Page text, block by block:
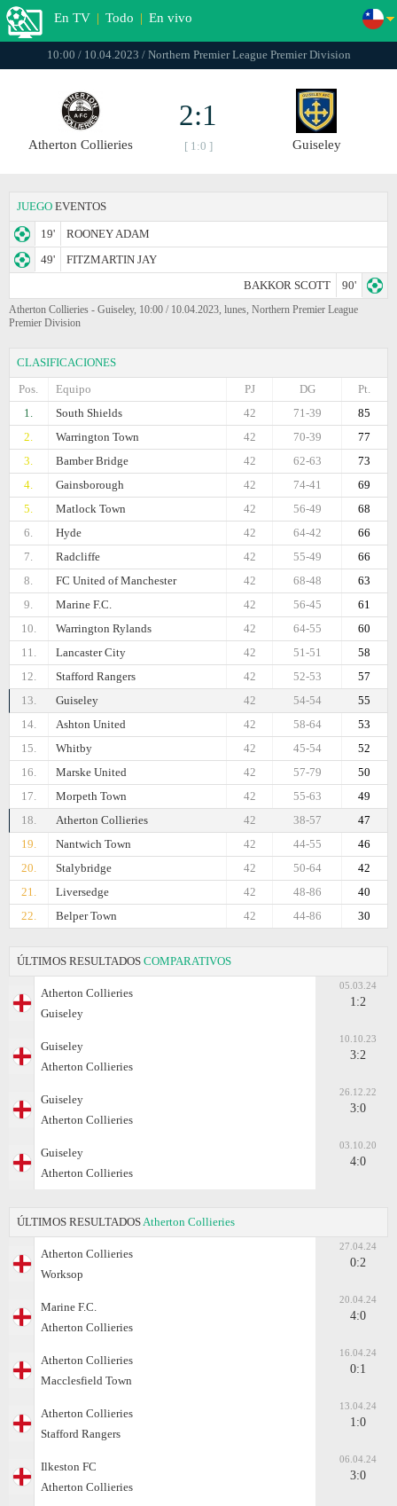
En TV | Todo | En vivo
10:00 / 10.04.2023 / Northern Premier League Premier Division
Atherton Collieries
2:1
[ 1:0 ] Guiseley
JUEGO EVENTOS
19'
ROONEY ADAM
49'
FITZMARTIN JAY
BAKKOR SCOTT
90'
Atherton Collieries - Guiseley, 10:00 / 10.04.2023, lunes, Northern Premier League
Premier Division
CLASIFICACIONES
Pos.
Equipo Pt.
DG
PJ
1.
South Shields 85
71-39
42
2.
Warrington Town 77
70-39
42
3.
Bamber Bridge 73
62-63
42
4.
Gainsborough 69
74-41
42
5.
Matlock Town 68
56-49
42
6.
Hyde 66
64-42
42
7.
Radcliffe 66
55-49
42
8.
FC United of Manchester 63
68-48
42
9.
Marine F.C. 61
56-45
42
10.
Warrington Rylands 60
64-55
42
11.
Lancaster City 58
51-51
42
12.
Stafford Rangers 57
52-53
42
13.
Guiseley 55
54-54
42
14.
Ashton United 53
58-64
42
15.
Whitby 52
45-54
42
16.
Marske United 50
57-79
42
17.
Morpeth Town 49
55-63
42
18.
Atherton Collieries 47
38-57
42
19.
Nantwich Town 46
44-55
42
20.
Stalybridge 42
50-64
42
21.
Liversedge 40
48-86
42
22.
Belper Town 30
44-86
42
ÚLTIMOS RESULTADOS COMPARATIVOS
Atherton Collieries
Guiseley
05.03.24
1:2
Guiseley
Atherton Collieries
10.10.23
3:2
Guiseley
Atherton Collieries
26.12.22
3:0
Guiseley
Atherton Collieries
03.10.20
4:0
ÚLTIMOS RESULTADOS Atherton Collieries
Atherton Collieries
Worksop
27.04.24
0:2
Marine F.C.
Atherton Collieries
20.04.24
4:0
Atherton Collieries
Macclesfield Town
16.04.24
0:1
Atherton Collieries
Stafford Rangers
13.04.24
1:0
Ilkeston FC
Atherton Collieries
06.04.24
3:0